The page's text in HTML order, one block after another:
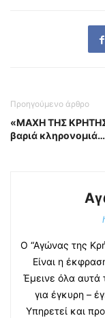
Προηγούμενο άρθρο
«ΜΑΧΗ ΤΗΣ
βαριά κληρονομιά…
Ο “Αγώνας της
Είναι η
Έμεινε όλα αυτά
για έγκυρη –
Υπηρετεί και